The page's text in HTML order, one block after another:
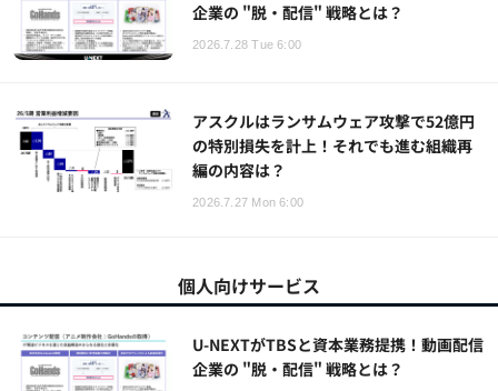
企業の "脱・配信" 戦略とは？
2026.7.28 Tue 6:00
アスクルはランサムウェア攻撃で52億円
の特別損失を計上！それでも進む組織再
編の内容は？
2026.7.27 Mon 6:00
個人向けサービス
U-NEXTがTBSと資本業務提携！動画配信
企業の "脱・配信" 戦略とは？